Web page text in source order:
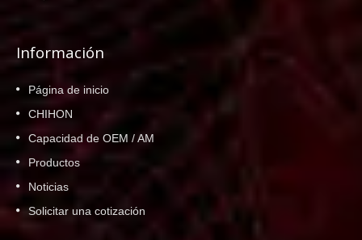
Información
Página de inicio
CHIHON
Capacidad de OEM / AM
Productos
Noticias
Solicitar una cotización